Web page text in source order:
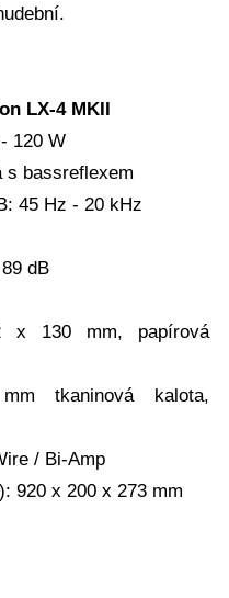
LX-4 MKII
120 W
s bassreflexem
45 Hz - 20 kHz
dB
x 130 mm, papírová
tkaninová kalota,
/ Bi-Amp
920 x 200 x 273 mm